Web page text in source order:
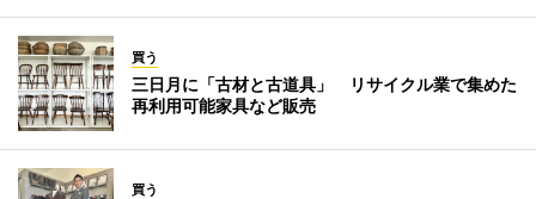
買う
三日月に「古材と古道具」 リサイクル業で集めた
再利用可能家具など販売
買う